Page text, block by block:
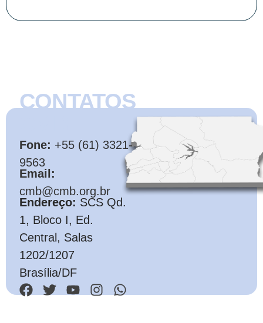
CONTATOS
Fone: +55 (61) 3321-
9563
Email:
cmb@cmb.org.br
Endereço: SCS Qd.
1, Bloco I, Ed.
Central, Salas
1202/1207
Brasília/DF